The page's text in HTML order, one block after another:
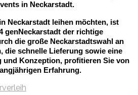
in Neckarstadt.
Neckarstadt leihen möchten, ist
genNeckarstadt der richtige
die große Neckarstadtswahl an
die schnelle Lieferung sowie eine
und Konzeption, profitieren Sie von
Erfahrung.